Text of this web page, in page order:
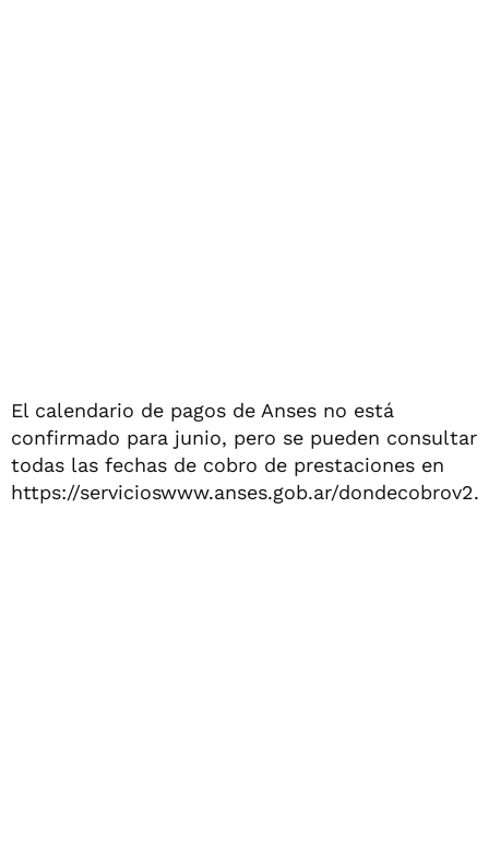
El calendario de pagos de Anses no está
confirmado para junio, pero se pueden consultar
todas las fechas de cobro de prestaciones en
https://servicioswww.anses.gob.ar/dondecobrov2.